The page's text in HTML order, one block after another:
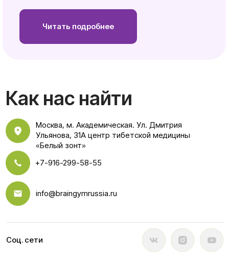
+7-916-299-58-55
info@braingymrussia.ru
Соц. сети
Как нас найти